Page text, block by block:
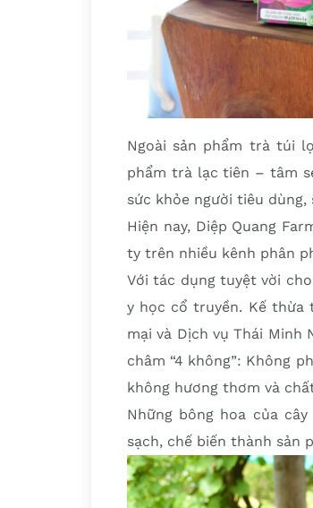
Ngoài sản phẩm trà túi
phẩm trà lạc tiên – tâm
sức khỏe người tiêu
Hiện nay, Diệp Quang
ty trên nhiều kênh phân
Với tác dụng tuyệt vời
y học cổ truyền. Kế thừa
mại và Dịch vụ Thái Minh
châm “4 không”: Không
không hương thơm và
Những bông hoa của
sạch, chế biến thành sản